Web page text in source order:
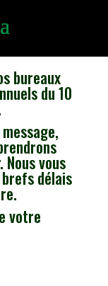
bureaux
du 10
vous
délais
votre